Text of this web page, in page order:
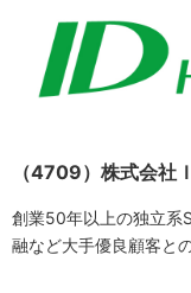
（4709）株式会社
創業50年以上の独立系
融など大手優良顧客と